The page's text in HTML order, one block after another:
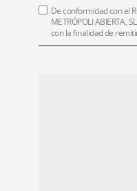
De conformidad con el
METRÓPOLI ABIERTA,
con la finalidad de